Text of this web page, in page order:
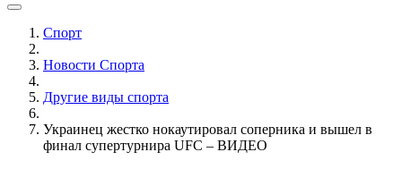
Спорт
Новости Cпорта
Другие виды спорта
Украинец жестко нокаутировал соперника и вышел в
финал супертурнира UFC – ВИДЕО